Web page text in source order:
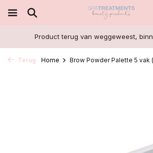
Product terug van weggeweest,
Terug Home Brow Powder Palette 5 vak